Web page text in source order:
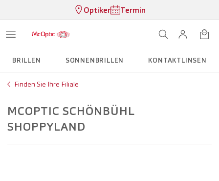
Optiker Termin
BRILLEN SONNENBRILLEN KONTAKTLINSEN
Finden Sie Ihre Filiale
MCOPTIC SCHÖNBÜHL
SHOPPYLAND